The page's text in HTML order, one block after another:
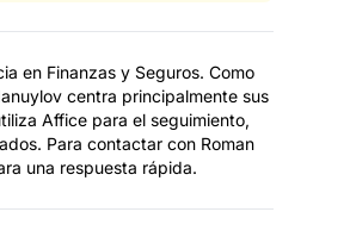
en Finanzas y Seguros. Como
centra principalmente sus
Affice para el seguimiento,
Para contactar con Roman
una respuesta rápida.